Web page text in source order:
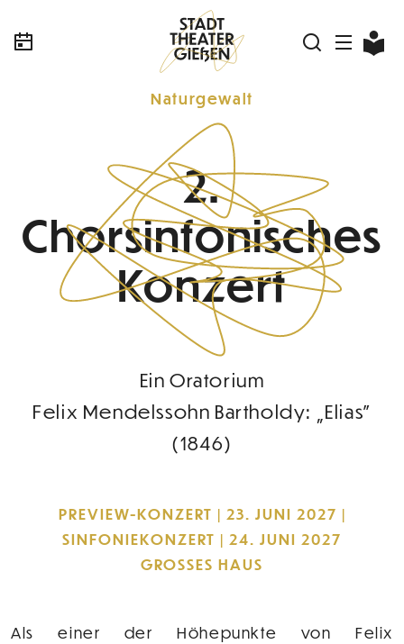
Naturgewalt
2.
Chorsinfonisches
Konzert
Ein Oratorium
Felix Mendelssohn Bartholdy: „Elias”
(1846)
PREVIEW-KONZERT | 23. JUNI 2027 |
SINFONIEKONZERT | 24. JUNI 2027
GROSSES HAUS
Als einer der Höhepunkte von Felix